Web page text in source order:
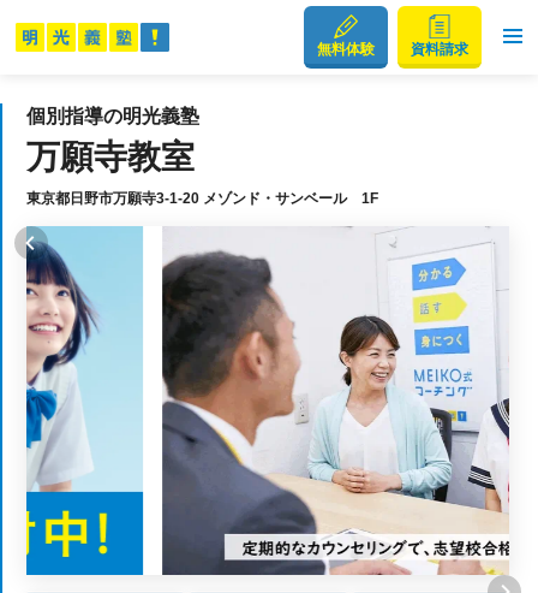
無料体験 資料請求
個別指導の明光義塾
万願寺教室
東京都日野市万願寺3-1-20 メゾンド・サンベール 1F